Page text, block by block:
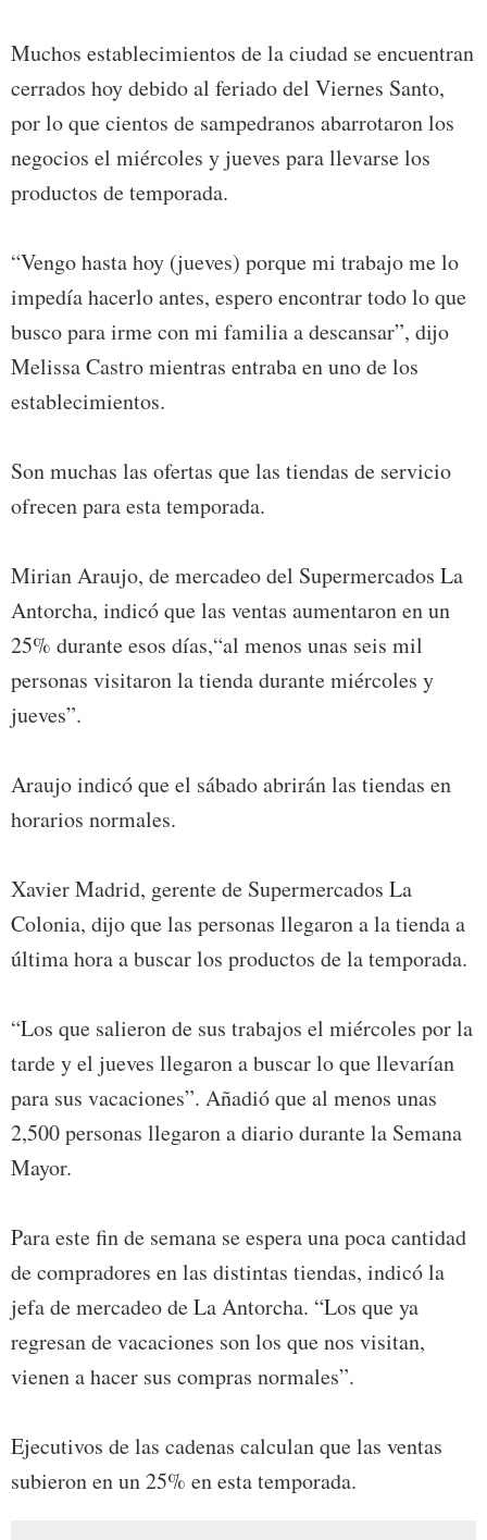
Muchos establecimientos de la ciudad se encuentran
cerrados hoy debido al feriado del Viernes Santo,
por lo que cientos de sampedranos abarrotaron los
negocios el miércoles y jueves para llevarse los
productos de temporada.
“Vengo hasta hoy (jueves) porque mi trabajo me lo
impedía hacerlo antes, espero encontrar todo lo que
busco para irme con mi familia a descansar”, dijo
Melissa Castro mientras entraba en uno de los
establecimientos.
Son muchas las ofertas que las tiendas de servicio
ofrecen para esta temporada.
Mirian Araujo, de mercadeo del Supermercados La
Antorcha, indicó que las ventas aumentaron en un
25% durante esos días,“al menos unas seis mil
personas visitaron la tienda durante miércoles y
jueves”.
Araujo indicó que el sábado abrirán las tiendas en
horarios normales.
Xavier Madrid, gerente de Supermercados La
Colonia, dijo que las personas llegaron a la tienda a
última hora a buscar los productos de la temporada.
“Los que salieron de sus trabajos el miércoles por la
tarde y el jueves llegaron a buscar lo que llevarían
para sus vacaciones”. Añadió que al menos unas
2,500 personas llegaron a diario durante la Semana
Mayor.
Para este fin de semana se espera una poca cantidad
de compradores en las distintas tiendas, indicó la
jefa de mercadeo de La Antorcha. “Los que ya
regresan de vacaciones son los que nos visitan,
vienen a hacer sus compras normales”.
Ejecutivos de las cadenas calculan que las ventas
subieron en un 25% en esta temporada.